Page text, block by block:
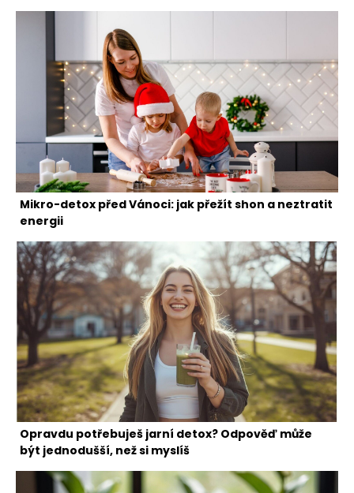
Mikro-detox před Vánoci: jak přežít shon a neztratit
energii
Opravdu potřebuješ jarní detox? Odpověď může
být jednodušší, než si myslíš